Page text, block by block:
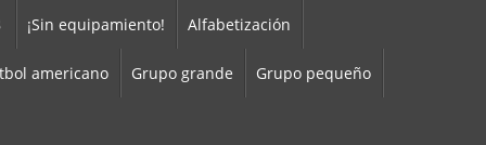
¡Sin equipamiento! Alfabetización
americano Grupo grande Grupo pequeño